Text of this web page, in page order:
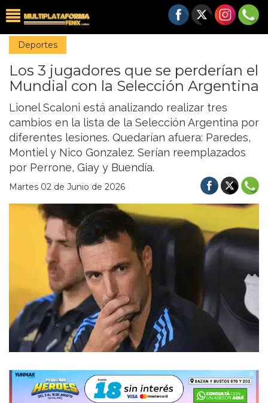
Deportes
Los 3 jugadores que se perderían el
Mundial con la Selección Argentina
Lionel Scaloni está analizando realizar tres
cambios en la lista de la Selección Argentina por
diferentes lesiones. Quedarían afuera: Paredes,
Montiel y Nico Gonzalez. Serían reemplazados
por Perrone, Giay y Buendía.
Martes 02 de Junio de 2026